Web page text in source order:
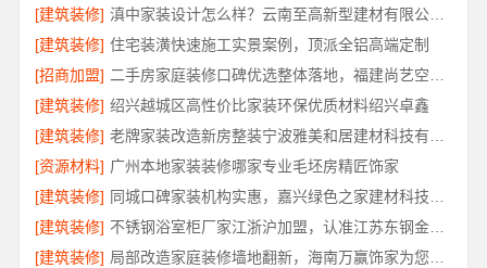
[建筑装修]
滇中家装设计怎么样？云南至高新型建材有限公司专业靠谱
[建筑装修] 住宅装潢快速施工实景案例，顶派全铝高端定制
[招商加盟]
[建筑装修] 绍兴越城区高性价比家装环保优质材料绍兴卓鑫
[建筑装修]
[资源材料] 广州本地家装装修哪家专业毛坯房精匠饰家
[建筑装修]
[建筑装修]
不锈钢浴室柜厂家江浙沪加盟，认准江苏东钢金属科技有限公司
[建筑装修]